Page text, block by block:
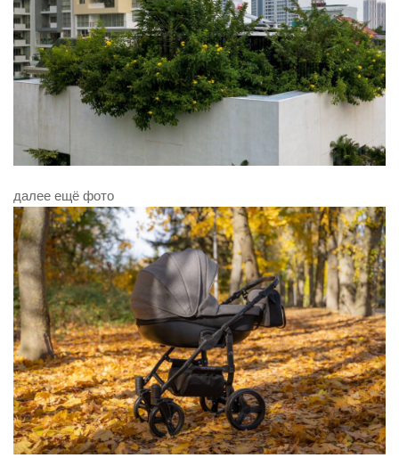
далее ещё фото